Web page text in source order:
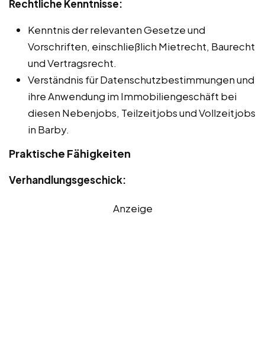
Rechtliche Kenntnisse:
Kenntnis der relevanten Gesetze und
Vorschriften, einschließlich Mietrecht, Baurecht
und Vertragsrecht.
Verständnis für Datenschutzbestimmungen und
ihre Anwendung im Immobiliengeschäft bei
diesen Nebenjobs, Teilzeitjobs und Vollzeitjobs
in Barby.
Praktische Fähigkeiten
Verhandlungsgeschick:
Anzeige